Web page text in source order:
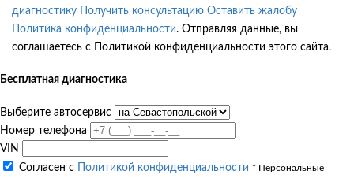
диагностику
Получить консультацию Оставить жалобу
Политика конфиденциальности. Отправляя данные, вы
соглашаетесь с Политикой конфиденциальности этого сайта.
Бесплатная диагностика
Выберите автосервис
Номер телефона
VIN
Согласен с
Политикой конфиденциальности * Персональные